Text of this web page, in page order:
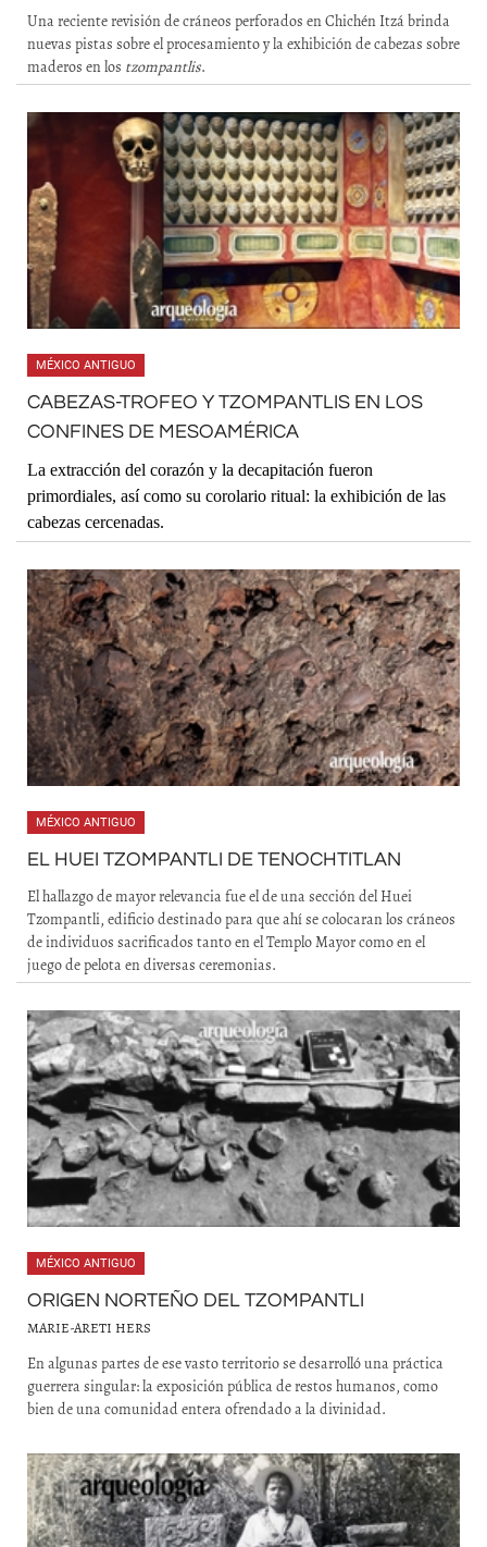
Una reciente revisión de cráneos perforados en Chichén Itzá brinda
nuevas pistas sobre el procesamiento y la exhibición de cabezas sobre
maderos en los tzompantlis.
MÉXICO ANTIGUO
CABEZAS-TROFEO Y TZOMPANTLIS EN LOS
CONFINES DE MESOAMÉRICA
La extracción del corazón y la decapitación fueron
primordiales, así como su corolario ritual: la exhibición de las
cabezas cercenadas.
MÉXICO ANTIGUO
EL HUEI TZOMPANTLI DE TENOCHTITLAN
El hallazgo de mayor relevancia fue el de una sección del Huei
Tzompantli, edificio destinado para que ahí se colocaran los cráneos
de individuos sacrificados tanto en el Templo Mayor como en el
juego de pelota en diversas ceremonias.
MÉXICO ANTIGUO
ORIGEN NORTEÑO DEL TZOMPANTLI
MARIE-ARETI HERS
En algunas partes de ese vasto territorio se desarrolló una práctica
guerrera singular: la exposición pública de restos humanos, como
bien de una comunidad entera ofrendado a la divinidad.